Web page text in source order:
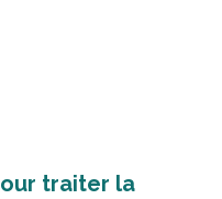
traiter la